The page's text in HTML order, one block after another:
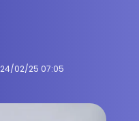
24/02/25 07:05